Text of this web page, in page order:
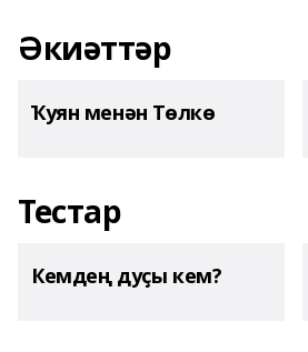
Әкиәттәр
Ҡуян менән Төлкө
Тестар
Кемдең дуҫы кем?